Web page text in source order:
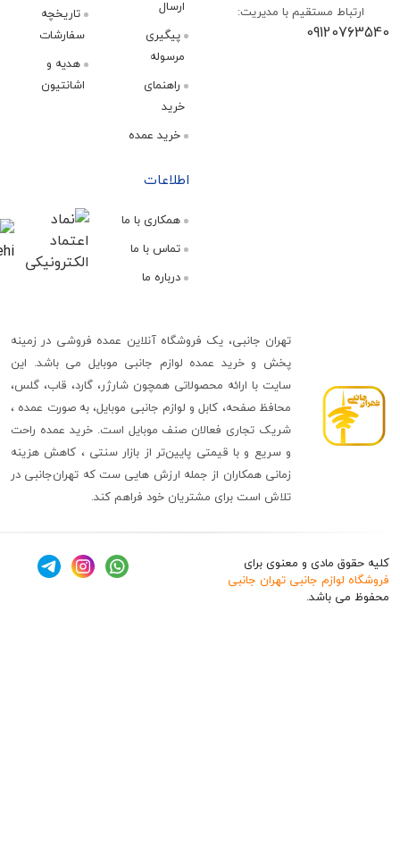
مستقیم با مدیریت:
خرید عمده
همکاری با ما
تماس با ما
تهران جانبی، یک فروشگاه آنلاین عمده فروشی در زمینه
پخش و خرید عمده لوازم جانبی موبایل می باشد. این
سایت با ارائه محصولاتی همچون شارژر، گارد، قاب، گلس،
محافظ صفحه، کابل و لوازم جانبی موبایل، به صورت عمده ،
شریک تجاری فعالان صنف موبایل است. خرید عمده راحت
و سریع و با قیمتی پایین‌تر از بازار سنتی ، کاهش هزینه
زمانی همکاران از جمله ارزش هایی ست که تهران‌جانبی در
تلاش است برای مشتریان خود فراهم کند.
مادی و معنوی برای
جانبی تهران جانبی
باشد.